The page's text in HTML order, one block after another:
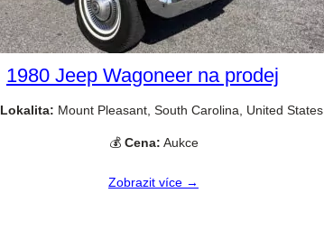
1980 Jeep Wagoneer na prodej
Lokalita: Mount Pleasant, South Carolina, United States
💰 Cena: Aukce
Zobrazit více →